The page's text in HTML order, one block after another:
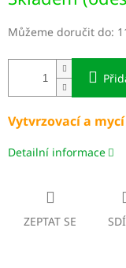
Můžeme doručit do:
Vytvrzovací a
Detailní informace
ZEPTAT SE